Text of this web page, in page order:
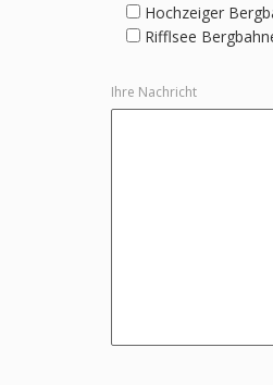
Hochzeiger
Rifflsee
Ihre Nachricht